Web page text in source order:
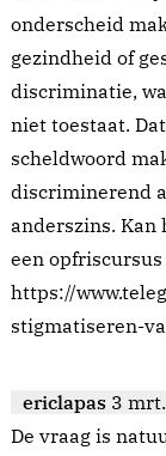
onderscheid
gezindheid of
discriminatie,
niet toestaat.
scheldwoord
discriminerend
anderszins. Kan
een opfriscursus
https://
stigmatiseren-
ericlapas 3
De vraag is